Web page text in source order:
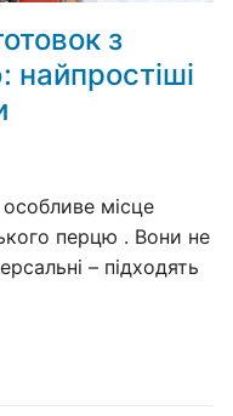
з
найпростіші
місце
перцю . Вони не
– підходять